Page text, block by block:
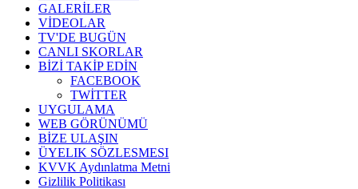
GALERİLER
VİDEOLAR
TV'DE BUGÜN
CANLI SKORLAR
BİZİ TAKİP EDİN
FACEBOOK
TWİTTER
UYGULAMA
WEB GÖRÜNÜMÜ
BİZE ULAŞIN
ÜYELIK SÖZLESMESI
KVVK Aydınlatma Metni
Gizlilik Politikası